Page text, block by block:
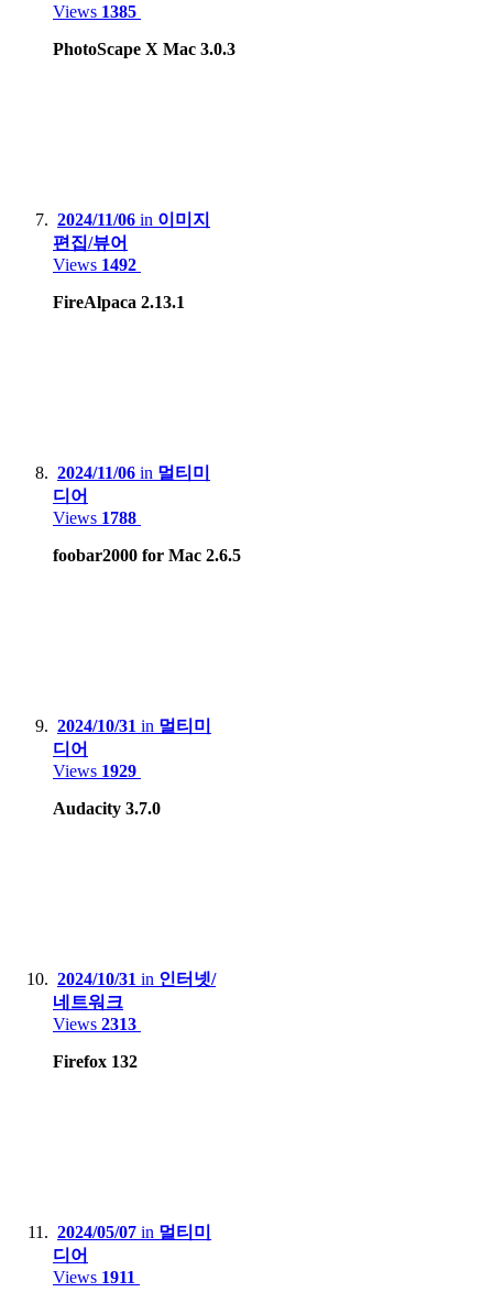
Views 1385
PhotoScape X Mac 3.0.3
2024/11/06 in 이미지
편집/뷰어
Views 1492
FireAlpaca 2.13.1
2024/11/06 in 멀티미
디어
Views 1788
foobar2000 for Mac 2.6.5
2024/10/31 in 멀티미
디어
Views 1929
Audacity 3.7.0
2024/10/31 in 인터넷/
네트워크
Views 2313
Firefox 132
2024/05/07 in 멀티미
디어
Views 1911